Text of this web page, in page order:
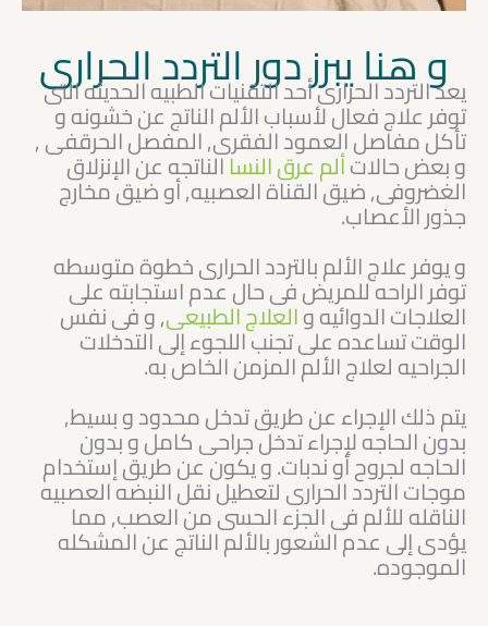
و هنا يبرز دور التردد الحرارى
يعد التردد الحرارى أحد التقنيات الطبيه الحديثه التى
توفر علاج فعال لأسباب الألم الناتج عن خشونه و
تأكل مفاصل العمود الفقرى, المفصل الحرقفى ,
و بعض حالاتألم عرق النساالناتجه عن الإنزلاق
الغضروفى, ضيق القناة العصبيه, أو ضيق مخارج
جذور الأعصاب.
و يوفر علاج الألم بالتردد الحرارى خطوة متوسطه
توفر الراحه للمريض فى حال عدم استجابته على
العلاجات الدوائيه والعلاج الطبيعى, و فى نفس
الوقت تساعده على تجنب اللجوء إلى التدخلات
الجراحيه لعلاج الألم المزمن الخاص به.
يتم ذلك الإجراء عن طريق تدخل محدود و بسيط,
بدون الحاجه لإجراء تدخل جراحى كامل و بدون
الحاجه لجروح أو ندبات. و يكون عن طريق إستخدام
موجات التردد الحرارى لتعطيل نقل النبضه العصبيه
الناقله للألم فى الجزء الحسى من العصب, مما
يؤدى إلى عدم الشعور بالألم الناتج عن المشكله
الموجوده.